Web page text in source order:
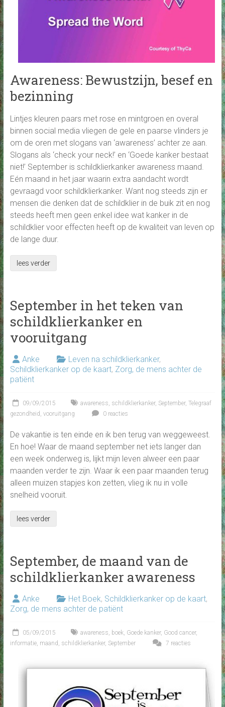
Awareness: Bewustzijn, besef en
bezinning
Lintjes kleuren paars met rose en mintgroen en overal
binnen social media vliegen de gele en paarse vlinders je
om de oren met slogans van ‘awareness’ achter ze aan.
Slogans als ‘check your neck!’ en ‘Goede kanker bestaat
niet!’ September is schildklierkanker awareness maand.
Eén maand in het jaar waarin extra aandacht wordt
gevraagd voor schildklierkanker. Want nog steeds zijn er
mensen die denken dat de schildklier in de buik zit en nog
steeds heeft men geen enkel idee wat kanker in de
schildklier voor effecten heeft op de kwaliteit van leven op
de lange duur.
lees verder
September in het teken van
schildklierkanker en
vooruitgang
Anke Leven na schildklierkanker,
Schildklierkanker op de kaart, Zorg, de mens achter de
patiënt
09/09/2015 awareness schildklierkanker, September, Telegraaf
gezondheid vooruitgang 0 reacties
De vakantie is ten einde en ik ben terug van weggeweest.
En hoe! Waar de maand september net iets langer dan
een week onderweg is, lijkt mijn leven alweer een paar
maanden verder te zijn. Waar ik een paar maanden terug
alleen muizen stapjes kon zetten, vlieg ik nu in volle
snelheid vooruit.
lees verder
September, de maand van de
schildklierkanker awareness
Anke Het Boek, Schildklierkanker op de kaart,
Zorg, de mens achter de patiënt
05/09/2015 awareness boek, Goede kanker, Good cancer,
informatie, maand schildklierkanker, September 7 reacties